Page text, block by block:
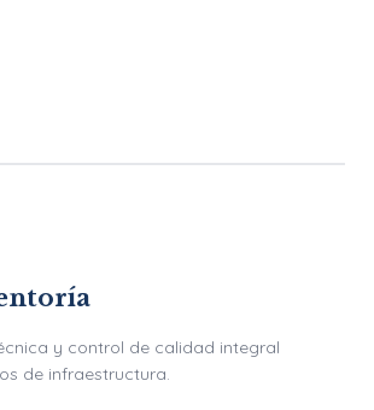
y control de calidad integral
de infraestructura.